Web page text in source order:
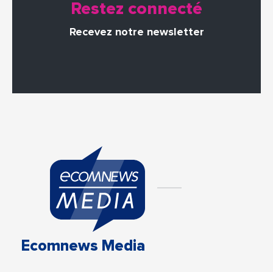
Restez connecté
Recevez notre newsletter
Ecomnews Media